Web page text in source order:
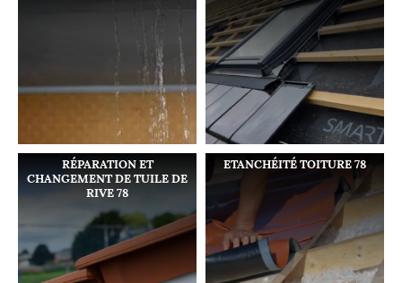
RÉPARATION ET
CHANGEMENT DE TUILE DE
RIVE 78
ETANCHÉITÉ TOITURE 78